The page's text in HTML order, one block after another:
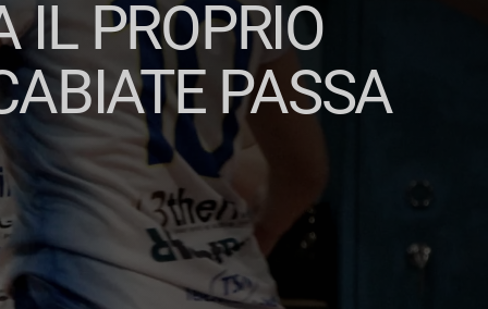
IL PROPRIO
PASSA